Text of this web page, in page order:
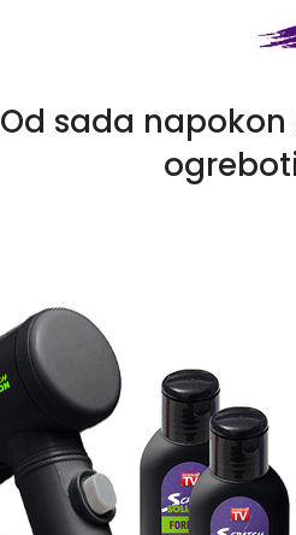
Od sada